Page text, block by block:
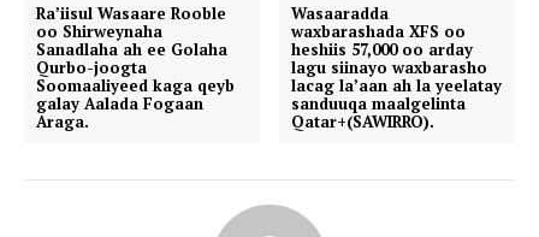
Ra’iisul Wasaare Rooble
oo Shirweynaha
Sanadlaha ah ee Golaha
Qurbo-joogta
Soomaaliyeed kaga qeyb
galay Aalada Fogaan
Araga.
Wasaaradda
waxbarashada XFS oo
heshiis 57,000 oo arday
lagu siinayo waxbarasho
lacag la’aan ah la yeelatay
sanduuqa maalgelinta
Qatar+(SAWIRRO).